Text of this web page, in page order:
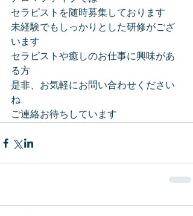
セラピストを随時募集しております
未経験でもしっかりとした研修がござ
います
セラピストや癒しのお仕事に興味があ
る方
是非、お気軽にお問い合わせください
ね
ご連絡お待ちしています